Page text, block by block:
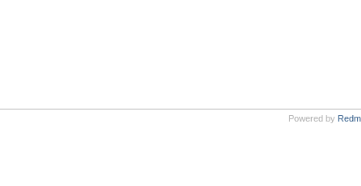
Powered by